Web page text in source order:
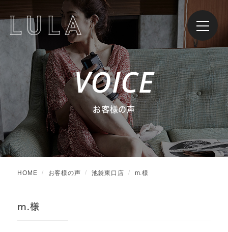
VOICE
お客様の声
HOME お客様の声 池袋東口店 m.様
m.様